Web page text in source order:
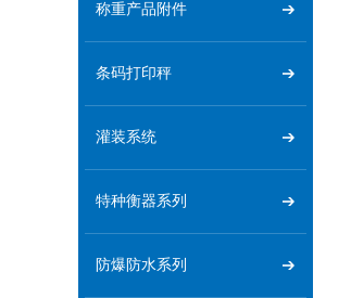
称重产品附件
条码打印秤
灌装系统
特种衡器系列
防爆防水系列